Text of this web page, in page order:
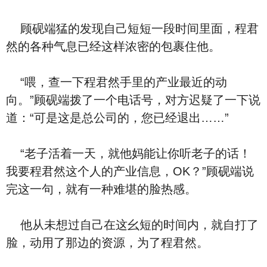
顾砚端猛的发现自己短短一段时间里面，程君
然的各种气息已经这样浓密的包裹住他。
“喂，查一下程君然手里的产业最近的动
向。”顾砚端拨了一个电话号，对方迟疑了一下说
道：“可是这是总公司的，您已经退出……”
“老子活着一天，就他妈能让你听老子的话！
我要程君然这个人的产业信息，OK？”顾砚端说
完这一句，就有一种难堪的脸热感。
他从未想过自己在这幺短的时间内，就自打了
脸，动用了那边的资源，为了程君然。